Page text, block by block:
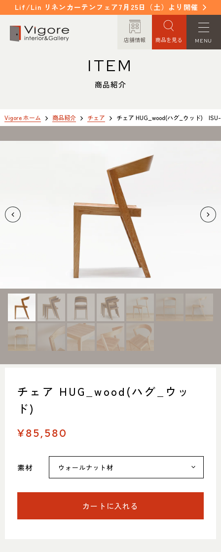
Lif/Lin リネンカーテンフェア7月25日（土）より開催
店舗情報 商品を見る MENU
イベント/ニュース
CONCEPT
WORKS
よくあるご質問
COLUMN
SHOP INFO
NAKAGAWA
MEITO
名東店
ORDER MADE
オーダーメイド
CONTACT
お問い合わせ
PRIVACY POLICY
プライバシーポリシー
TRANSACTION
特定商取引法に基づく表記
本町1-107
Google map
平日 11：00～18：00
タップで電話をかける
名東店
ITEM
商品紹介
Vigore ホーム 商品紹介 チェア チェア HUG_wood(ハグ_ウッド)
チェア HUG_wood(ハグ_ウッ
ド)
¥85,580
素材
カートに入れる